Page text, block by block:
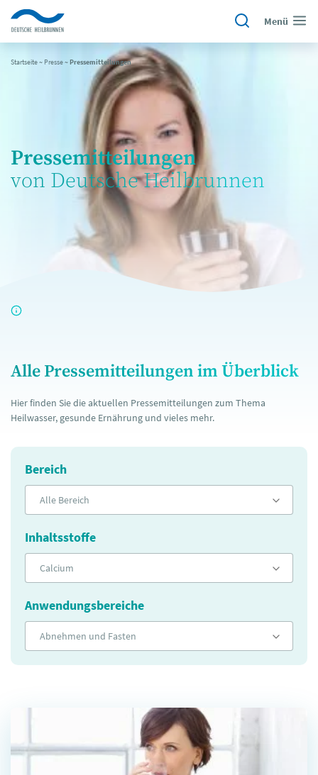
Menü
Startseite~ Presse~Pressemitteilungen
Pressemitteilungen
von Deutsche Heilbrunnen
Alle Pressemitteilungen im Überblick
Hier finden Sie die aktuellen Pressemitteilungen zum Thema
Heilwasser, gesunde Ernährung und vieles mehr.
Bereich
Alle Bereich
Inhaltsstoffe
Calcium
Anwendungsbereiche
Abnehmen und Fasten